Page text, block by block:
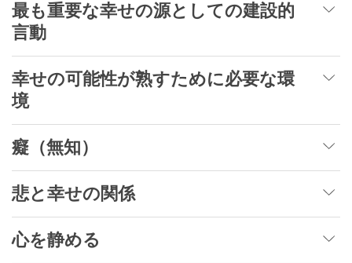
最も重要な幸せの源としての建設的
言動
幸せの可能性が熟すために必要な環
境
癡（無知）
悲と幸せの関係
心を静める